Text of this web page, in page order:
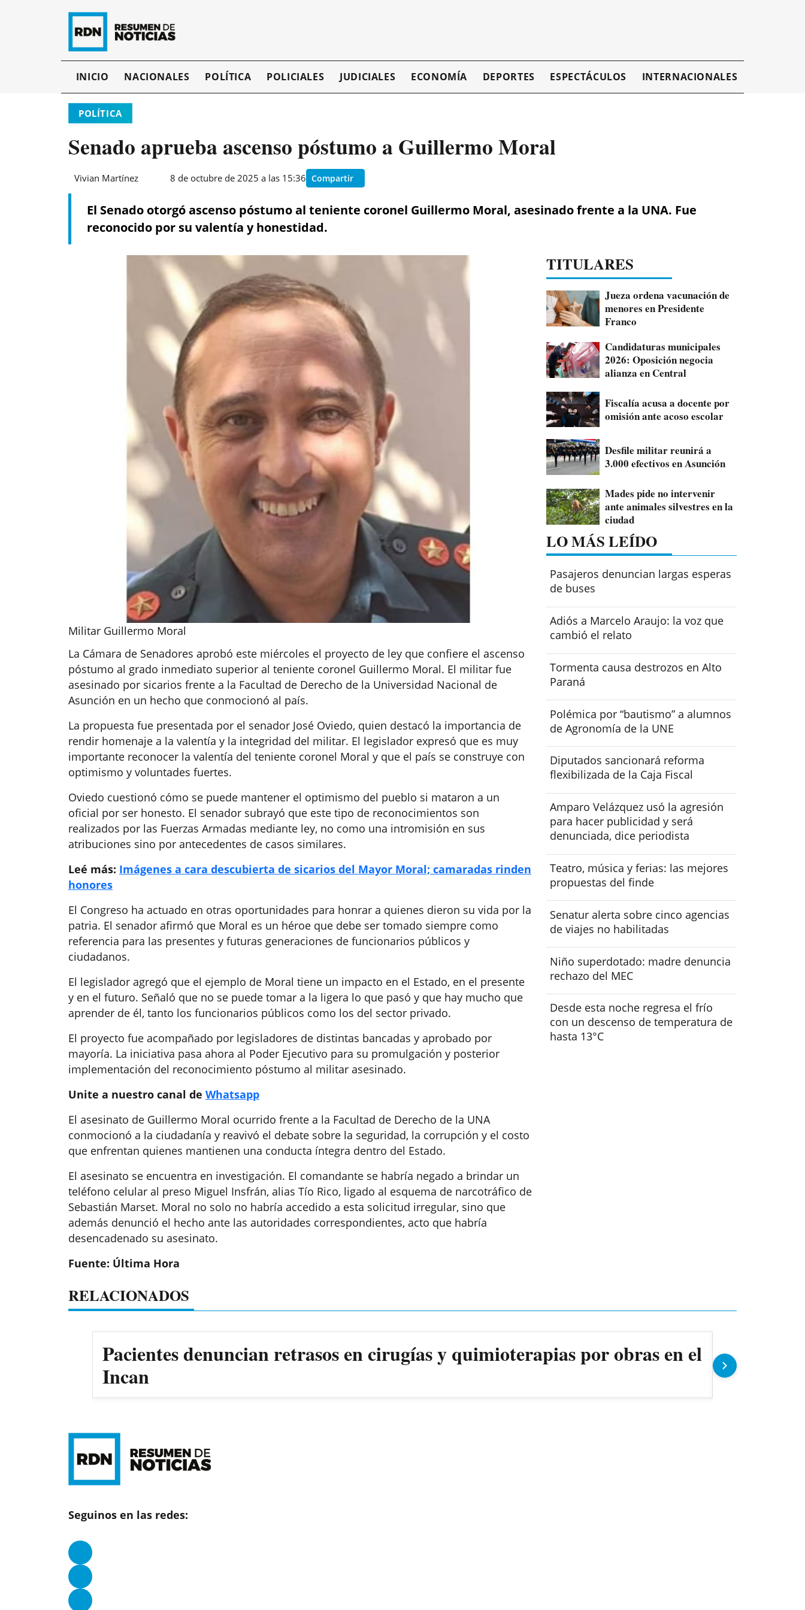
INICIO NACIONALES POLÍTICA POLICIALES JUDICIALES ECONOMÍA DEPORTES ESPECTÁCULOS INTERNACIONALES
POLÍTICA
Senado aprueba ascenso póstumo a Guillermo Moral
Vivian Martínez 8 de octubre de 2025 a las 15:36 Compartir
El Senado otorgó ascenso póstumo al teniente coronel Guillermo Moral, asesinado frente a la UNA. Fue
reconocido por su valentía y honestidad.
Militar Guillermo Moral
La Cámara de Senadores aprobó este miércoles el proyecto de ley que confiere el ascenso
póstumo al grado inmediato superior al teniente coronel Guillermo Moral. El militar fue
asesinado por sicarios frente a la Facultad de Derecho de la Universidad Nacional de
Asunción en un hecho que conmocionó al país.
La propuesta fue presentada por el senador José Oviedo, quien destacó la importancia de
rendir homenaje a la valentía y la integridad del militar. El legislador expresó que es muy
importante reconocer la valentía del teniente coronel Moral y que el país se construye con
optimismo y voluntades fuertes.
Oviedo cuestionó cómo se puede mantener el optimismo del pueblo si mataron a un
oficial por ser honesto. El senador subrayó que este tipo de reconocimientos son
realizados por las Fuerzas Armadas mediante ley, no como una intromisión en sus
atribuciones sino por antecedentes de casos similares.
Leé más: Imágenes a cara descubierta de sicarios del Mayor Moral; camaradas rinden
honores
El Congreso ha actuado en otras oportunidades para honrar a quienes dieron su vida por la
patria. El senador afirmó que Moral es un héroe que debe ser tomado siempre como
referencia para las presentes y futuras generaciones de funcionarios públicos y
ciudadanos.
El legislador agregó que el ejemplo de Moral tiene un impacto en el Estado, en el presente
y en el futuro. Señaló que no se puede tomar a la ligera lo que pasó y que hay mucho que
aprender de él, tanto los funcionarios públicos como los del sector privado.
El proyecto fue acompañado por legisladores de distintas bancadas y aprobado por
mayoría. La iniciativa pasa ahora al Poder Ejecutivo para su promulgación y posterior
implementación del reconocimiento póstumo al militar asesinado.
Unite a nuestro canal de Whatsapp
El asesinato de Guillermo Moral ocurrido frente a la Facultad de Derecho de la UNA
conmocionó a la ciudadanía y reavivó el debate sobre la seguridad, la corrupción y el costo
que enfrentan quienes mantienen una conducta íntegra dentro del Estado.
El asesinato se encuentra en investigación. El comandante se habría negado a brindar un
teléfono celular al preso Miguel Insfrán, alias Tío Rico, ligado al esquema de narcotráfico de
Sebastián Marset. Moral no solo no habría accedido a esta solicitud irregular, sino que
además denunció el hecho ante las autoridades correspondientes, acto que habría
desencadenado su asesinato.
Fuente: Última Hora
TITULARES
Jueza ordena vacunación de
menores en Presidente
Franco
Candidaturas municipales
2026: Oposición negocia
alianza en Central
Fiscalía acusa a docente por
omisión ante acoso escolar
Desfile militar reunirá a
3.000 efectivos en Asunción
Mades pide no intervenir
ante animales silvestres en la
ciudad
LO MÁS LEÍDO
Pasajeros denuncian largas esperas
de buses
Adiós a Marcelo Araujo: la voz que
cambió el relato
Tormenta causa destrozos en Alto
Paraná
Polémica por “bautismo” a alumnos
de Agronomía de la UNE
Diputados sancionará reforma
flexibilizada de la Caja Fiscal
Amparo Velázquez usó la agresión
para hacer publicidad y será
denunciada, dice periodista
Teatro, música y ferias: las mejores
propuestas del finde
Senatur alerta sobre cinco agencias
de viajes no habilitadas
Niño superdotado: madre denuncia
rechazo del MEC
Desde esta noche regresa el frío
con un descenso de temperatura de
hasta 13°C
RELACIONADOS
Pacientes denuncian retrasos en cirugías y quimioterapias por obras en el
Incan
Ollas
Seguinos en las redes: